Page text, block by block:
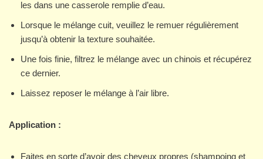
les dans une casserole remplie d’eau.
Lorsque le mélange cuit, veuillez le remuer régulièrement
jusqu’à obtenir la texture souhaitée.
Une fois finie, filtrez le mélange avec un chinois et récupérez
ce dernier.
Laissez reposer le mélange à l’air libre.
Application :
Faites en sorte d’avoir des cheveux propres (shampoing et